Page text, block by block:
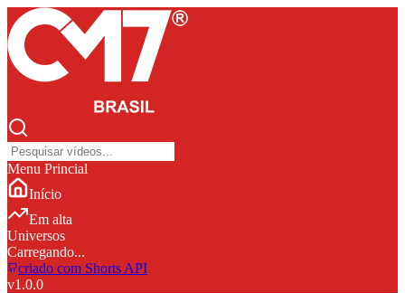
Menu Princial
Início
Em alta
Universos
Carregando...
criado com Shorts API
v1.0.0